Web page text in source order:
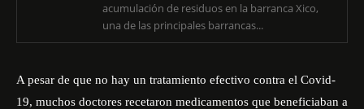
acumulación de residuos en la barranca Xico,
una de las principales barrancas...
A pesar de que no hay un tratamiento efectivo contra el Covid-
19, muchos doctores recetaron medicamentos que beneficiaban a